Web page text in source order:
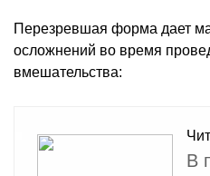
Перезревшая форма дает
осложнений во время
вмешательства:
В